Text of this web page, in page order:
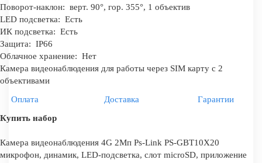
Поворот-наклон: верт. 90°, гор. 355°, 1 объектив
LED подсветка: Есть
ИК подсветка: Есть
Защита: IP66
Облачное хранение: Нет
Камера видеонаблюдения для работы через SIM карту с 2
объективами
Оплата
Доставка
Гарантии
Купить набор
Камера видеонаблюдения 4G 2Мп Ps-Link PS-GBT10X20
микрофон, динамик, LED-подсветка, слот microSD, приложение